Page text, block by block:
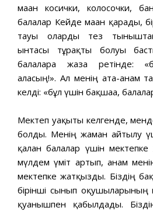
маған косички, колосочки,
балалар Кейде маған қарады,
тауы оларды тез
ынтасы тұрақты болуы
балаларға жаза ретінде:
аласың!». Ал менің ата-анам
келді: «бұл үшін бақшаға,
Мектеп уақыты келгенде,
болды. Менің жаман айтылу
қалған балалар үшін мектепке
мүлдем үміт артып, анам
мектепке жатқызды. Біздің
бірінші сынып оқушыларының
қуанышпен қабылдады.